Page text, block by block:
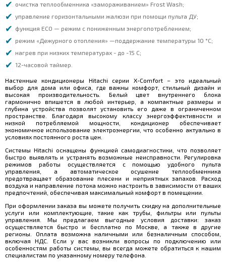
очистка теплообменника «замораживанием» Frost Wash;
управление горизонтальными жалюзи при помощи пульта ДУ;
функция ECO — режим с пониженным энергопотреблением;
режим «Дежурного отопления» —поддержание температуры 10 °C;
нагрев при низких температурах - до -15 С;
12-часовой таймер.
Настенные кондиционеры Hitachi серии X-Comfort – это идеальный
выбор для дома или офиса, где важны комфорт, стильный дизайн и
высокая производительность. Белый цвет внутреннего блока
гармонично впишется в любой интерьер, а компактные размеры и
глубина устройства позволят установить его даже в ограниченном
пространстве. Благодаря высокому классу энергоэффективности и
низкой потребляемой мощности, кондиционер обеспечивает
экономичное использование электроэнергии, что особенно актуально в
условиях постоянного роста цен.
Системы Hitachi оснащены функцией самодиагностики, что позволяет
быстро выявлять и устранять возможные неисправности. Регулировка
режимов работы осуществляется с помощью удобного пульта
управления, а автоматическое осушение теплообменника
предотвращает образование плесени и неприятных запахов. Расход
воздуха и направление потока можно настроить в зависимости от ваших
предпочтений, обеспечивая максимальный комфорт в помещении.
При оформлении заказа вы можете получить скидку на дополнительные
услуги или комплектующие, такие как трубы, фильтры или пульты
управления. Мы предлагаем выгодные условия доставки: заказ
осуществляется быстро и бесплатно по Москве, а также в другие
регионы. Оплата возможна наличными или безналичным способом,
включая НДС. Если у вас возникли вопросы по подключению или
особенностям работы системы, вы всегда можете обратиться к нашим
специалистам по указанному номеру телефона.